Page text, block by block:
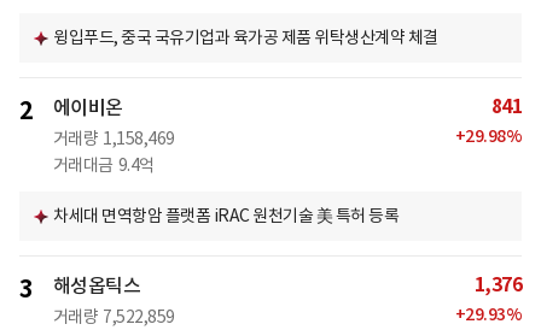
윙입푸드, 중국 국유기업과 육가공 제품 위탁생산계약 체결
2 에이비온
거래량 1,158,469
거래대금 9.4억
841
+29.98%
차세대 면역항암 플랫폼 iRAC 원천기술 美 특허 등록
3 해성옵틱스
거래량 7,522,859
1,376
+29.93%